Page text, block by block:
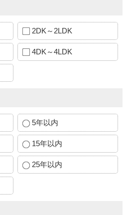
2DK～2LDK
4DK～4LDK
5年以内
15年以内
25年以内